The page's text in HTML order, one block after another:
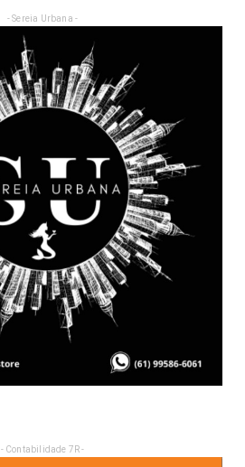
- Sereia Urbana -
- Contabilidade 7R -